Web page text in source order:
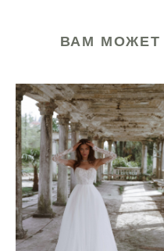
ВАМ МОЖЕТ